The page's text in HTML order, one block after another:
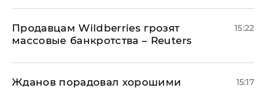
Продавцам Wildberries грозят
массовые банкротства – Reuters
15:22
Жданов порадовал хорошими 15:17